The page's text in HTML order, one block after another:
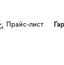
Прайс-лист